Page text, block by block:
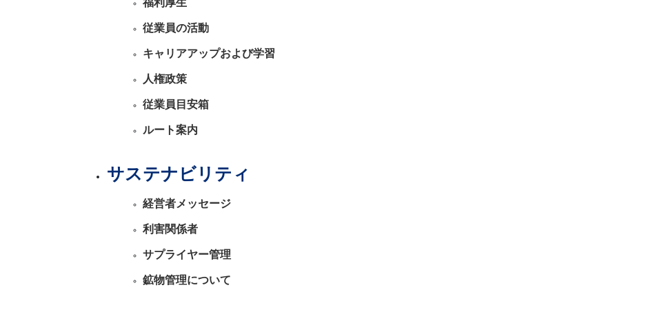
福利厚生
従業員の活動
キャリアアップおよび学習
人権政策
従業員目安箱
ルート案内
サステナビリティ
経営者メッセージ
利害関係者
サプライヤー管理
鉱物管理について